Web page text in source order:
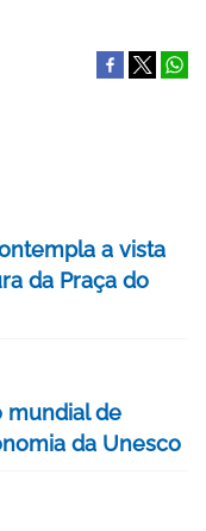
a vista
da Praça do
mundial de
da Unesco